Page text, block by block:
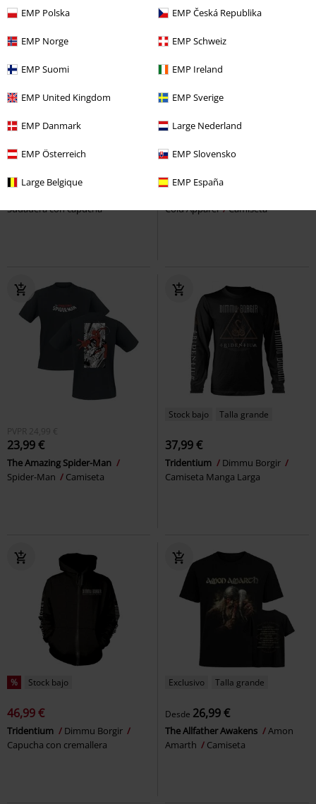
EMP Polska EMP Česká Republika
EMP Norge EMP Schweiz
EMP Suomi EMP Ireland
EMP United Kingdom EMP Sverige
EMP Danmark Large Nederland
EMP Österreich EMP Slovensko
Large Belgique EMP España
Stock bajo
59,99 €
Sudadera con capucha
53,99 €
Cold Apparel
Camiseta
PVPR 24,99 €
23,99 €
The Amazing Spider-Man
Spider-Man
Camiseta
Stock bajo Talla grande
37,99 €
Tridentium
Dimmu Borgir
Camiseta Manga Larga
% Stock bajo
46,99 €
Tridentium
Dimmu Borgir
Capucha con cremallera
Exclusivo Talla grande
Desde 26,99 €
The Allfather Awakens
Amon
Amarth
Camiseta